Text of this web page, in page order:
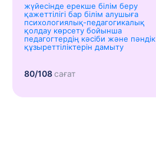
жүйесінде ерекше білім беру
қажеттілігі бар білім алушыға
психологиялық-педагогикалық
қолдау көрсету бойынша
педагогтердің кәсіби және пәндік
құзыреттіліктерін дамыту
80/108сағат